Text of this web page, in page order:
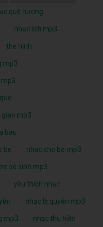
quê hương
nhạc lofi mp3
the hinh
mp3
mp3
mp3
bau
be nhac cho be mp3
so sinh mp3
yêu thích nhạc
nhạc lệ quyên mp3
mp3 nhạc thu hiền